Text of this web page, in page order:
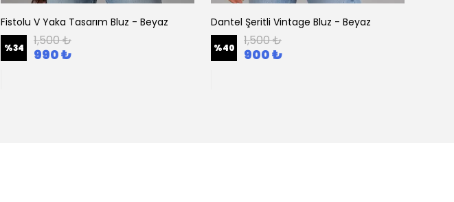
Fistolu V Yaka Tasarım Bluz - Beyaz
%34 1,500 ₺
990 ₺
Dantel Şeritli Vintage Bluz - Beyaz
%40 1,500 ₺
900 ₺